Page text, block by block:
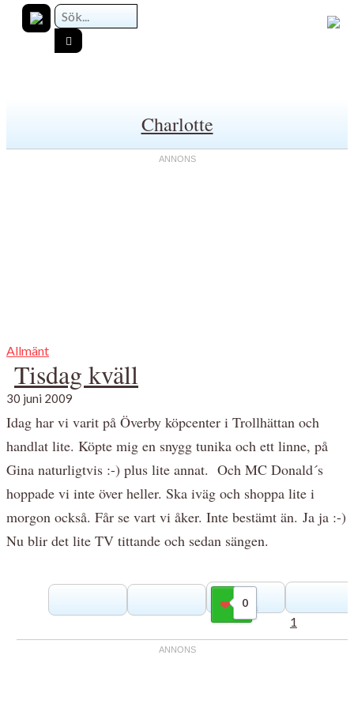
Charlotte
Allmänt
Tisdag kväll
30 juni 2009
Idag har vi varit på Överby köpcenter i Trollhättan och
handlat lite. Köpte mig en snygg tunika och ett linne, på
Gina naturligtvis :-) plus lite annat. Och MC Donald´s
hoppade vi inte över heller. Ska iväg och shoppa lite i
morgon också. Får se vart vi åker. Inte bestämt än. Ja ja :-)
Nu blir det lite TV tittande och sedan sängen.
0
Gilla
1